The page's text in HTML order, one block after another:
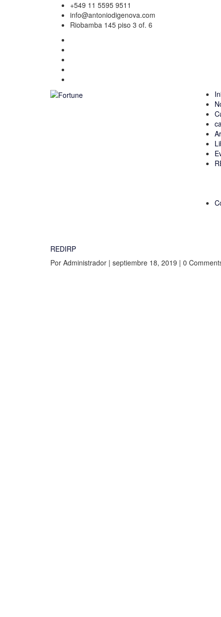
+549 11 5595 9511
info@antoniodigenova.com
Riobamba 145 piso 3 of. 6
REDIRP
Por Administrador | septiembre 18, 2019 | 0